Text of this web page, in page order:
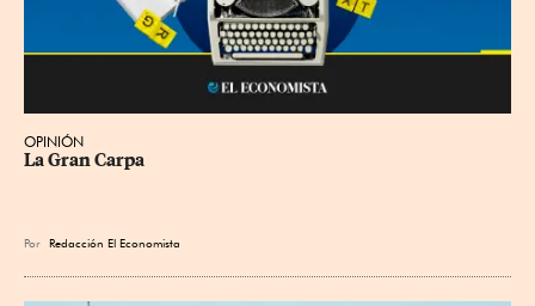
OPINIÓN
La Gran Carpa
Por Redacción El Economista